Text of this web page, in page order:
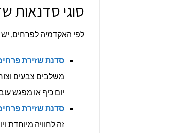
סוגי סדנאות
לפי האקדמיה לפרחים,
סדנת שזירת
משלבים צבעים
יום כיף או מפגש
סדנת שזירת
זה לחוויה מיוחדת